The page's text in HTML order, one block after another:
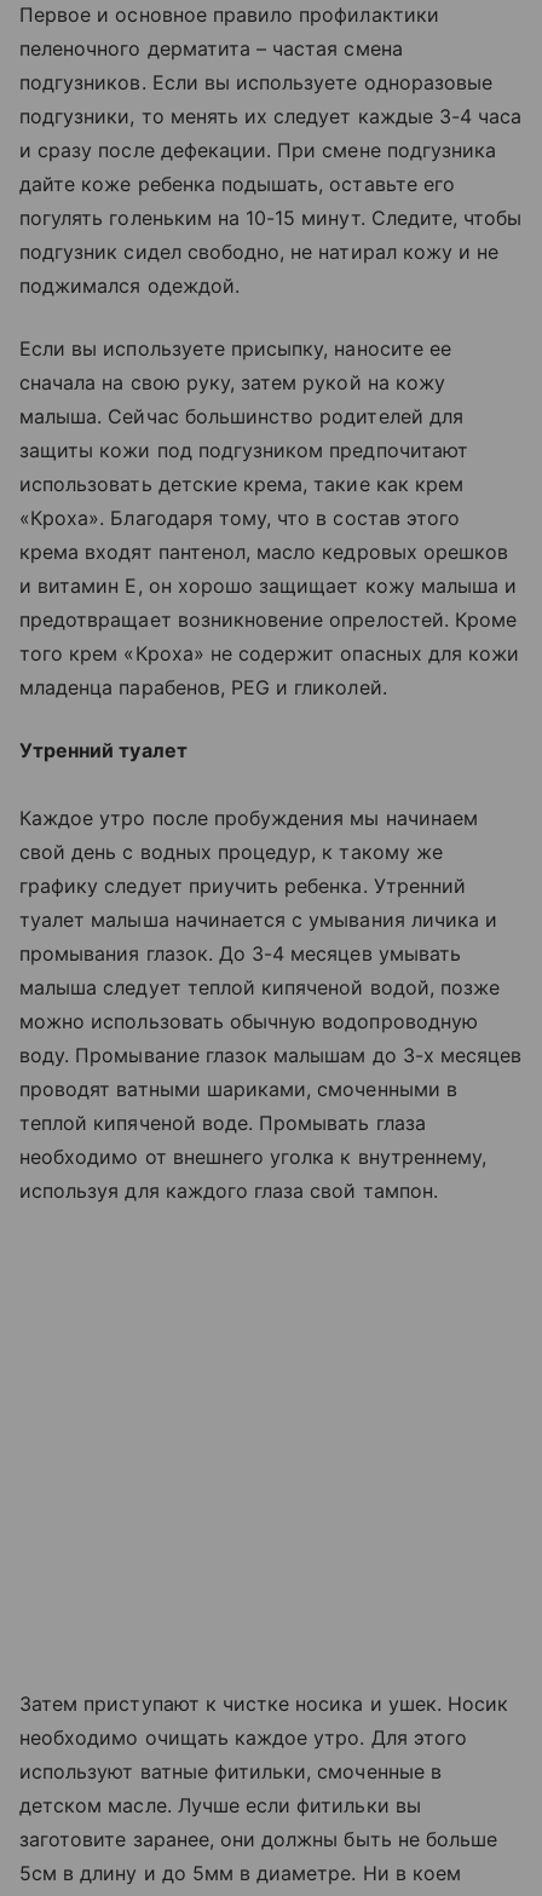
Первое и основное правило профилактики
пеленочного дерматита – частая смена
подгузников. Если вы используете одноразовые
подгузники, то менять их следует каждые 3-4 часа
и сразу после дефекации. При смене подгузника
дайте коже ребенка подышать, оставьте его
погулять голеньким на 10-15 минут. Следите, чтобы
подгузник сидел свободно, не натирал кожу и не
поджимался одеждой.
Если вы используете присыпку, наносите ее
сначала на свою руку, затем рукой на кожу
малыша. Сейчас большинство родителей для
защиты кожи под подгузником предпочитают
использовать детские крема, такие как крем
«Кроха». Благодаря тому, что в состав этого
крема входят пантенол, масло кедровых орешков
и витамин Е, он хорошо защищает кожу малыша и
предотвращает возникновение опрелостей. Кроме
того крем «Кроха» не содержит опасных для кожи
младенца парабенов, PEG и гликолей.
Утренний туалет
Каждое утро после пробуждения мы начинаем
свой день с водных процедур, к такому же
графику следует приучить ребенка. Утренний
туалет малыша начинается с умывания личика и
промывания глазок. До 3-4 месяцев умывать
малыша следует теплой кипяченой водой, позже
можно использовать обычную водопроводную
воду. Промывание глазок малышам до 3-х месяцев
проводят ватными шариками, смоченными в
теплой кипяченой воде. Промывать глаза
необходимо от внешнего уголка к внутреннему,
используя для каждого глаза свой тампон.
Затем приступают к чистке носика и ушек. Носик
необходимо очищать каждое утро. Для этого
используют ватные фитильки, смоченные в
детском масле. Лучше если фитильки вы
заготовите заранее, они должны быть не больше
5см в длину и до 5мм в диаметре. Ни в коем